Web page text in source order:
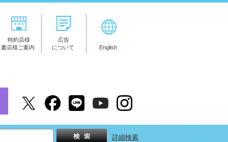
特約店様
書店様ご案内
広告
について
English
詳細検索